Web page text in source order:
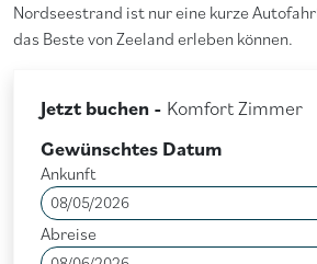
Nordseestrand ist nur eine kurze
das Beste von Zeeland erleben können.
Jetzt buchen - Komfort Zimmer
Gewünschtes Datum
Ankunft
Abreise